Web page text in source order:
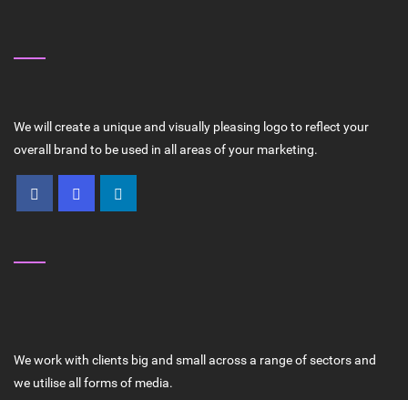
We will create a unique and visually pleasing logo to reflect your
overall brand to be used in all areas of your marketing.
We work with clients big and small across a range of sectors and
we utilise all forms of media.